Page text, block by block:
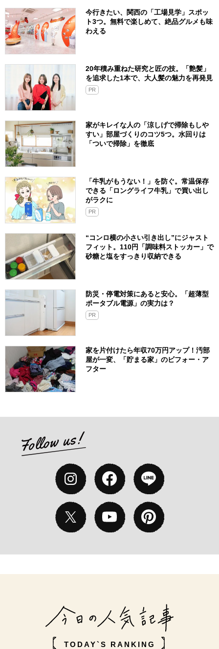
今行きたい、関西の「工場見学」スポッ
ト3つ。無料で楽しめて、絶品グルメも味
わえる
20年積み重ねた研究と匠の技。「艶髪」
を追求した1本で、大人髪の魅力を再発見
PR
家がキレイな人の「涼しげで掃除もしや
すい」部屋づくりのコツ5つ。水回りは
「ついで掃除」を徹底
「牛乳がもうない！」を防ぐ。常温保存
できる「ロングライフ牛乳」で買い出し
がラクに
PR
“コンロ横の小さい引き出し”にジャスト
フィット。110円「調味料ストッカー」で
砂糖と塩をすっきり収納できる
防災・停電対策にあると安心。「超薄型
ポータブル電源」の実力は？​
PR
家を片付けたら年収70万円アップ！汚部
屋が一変、「貯まる家」のビフォー・ア
フター
TODAY`S RANKING